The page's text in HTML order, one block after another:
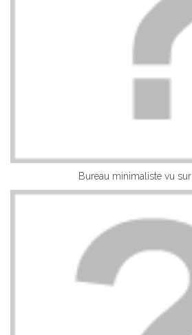
Bureau minimaliste vu sur